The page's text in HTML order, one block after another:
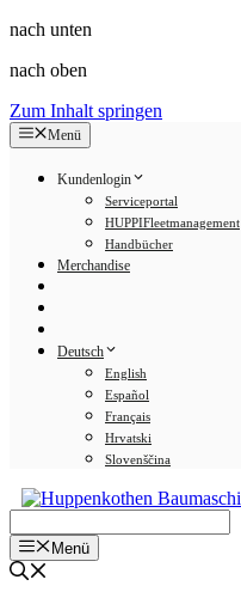
nach unten
nach oben
Zum Inhalt springen
Menü
Kundenlogin
Serviceportal
HUPPIFleetmanagement
Handbücher
Merchandise
Deutsch
English
Español
Français
Hrvatski
Slovenščina
Menü